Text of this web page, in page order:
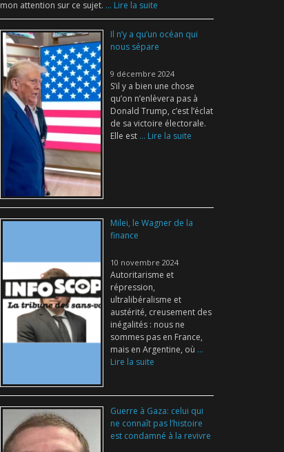
mon attention sur ce sujet. ... Lire la suite
Il n’y a qu’un océan qui
nous sépare
9 décembre 2024
S’il y a bien une chose
qu’on n’enlèvera pas à
Donald Trump, c’est l’éclat
de sa victoire électorale.
Elle est ... Lire la suite
Milei, le Wagner de la
finance
10 novembre 2024
Autoritarisme et
répression,
ultralibéralisme et
austérité, creusement des
inégalités : nous ne
sommes pas en France,
mais en Argentine, où ...
Lire la suite
Guerre à Gaza: celui qui
ne connaît pas l’histoire
est condamné à la revivre